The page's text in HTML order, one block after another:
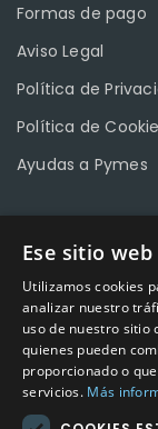
Formas de pago
Aviso Legal
Política de
Política de
Ayudas a Pymes
CONTACTO
Calle Méndez
Teléfono957 04
Email
Ese sitio
Utilizamos cookies
analizar nuestro
uso de nuestro sitio
quienes pueden
proporcionado o
servicios. Más